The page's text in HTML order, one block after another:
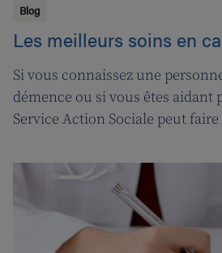
Blog
Les meilleurs soins en
Si vous connaissez une
démence ou si vous êtes aidant
Service Action Sociale peut
qu'elle établit un plan de soins
Maurice.